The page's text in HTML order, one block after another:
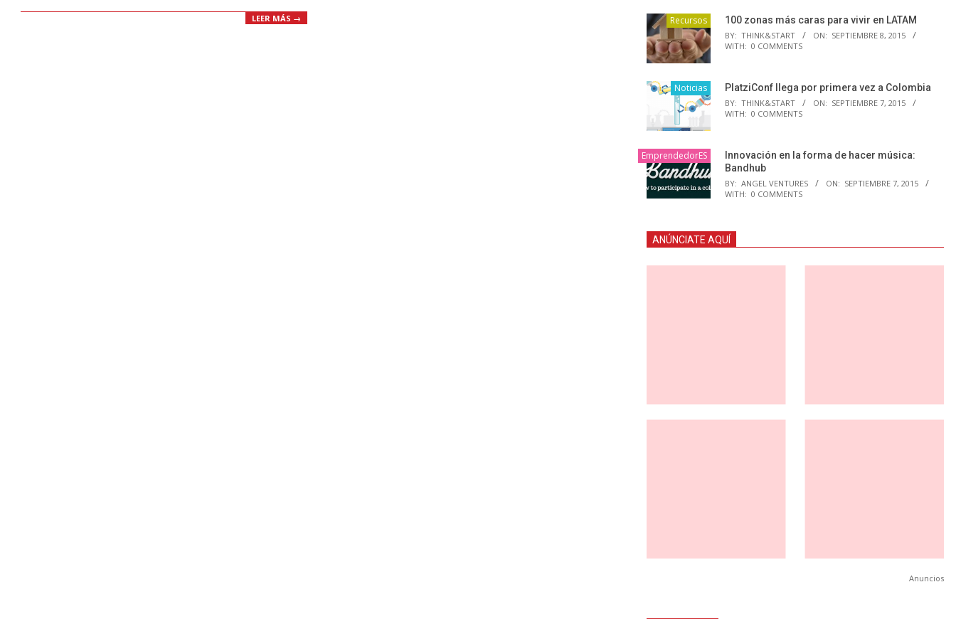
LEER MÁS → Recursos 100 zonas más caras para vivir en LATAM
BY: THINK&START ON: SEPTIEMBRE 8, 2015
WITH: 0 COMMENTS
Noticias PlatziConf llega por primera vez a Colombia
BY: THINK&START ON: SEPTIEMBRE 7, 2015
WITH: 0 COMMENTS
EmprendedorES
Innovación en la forma de hacer música:
Bandhub
BY: ANGEL VENTURES ON: SEPTIEMBRE 7, 2015
WITH: 0 COMMENTS
ANÚNCIATE AQUÍ
Anuncios